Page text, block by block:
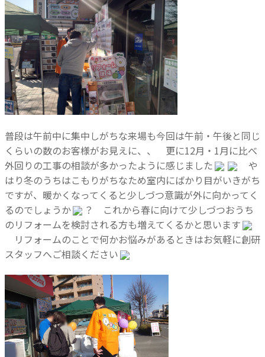
普段は午前中に集中しがちな来場も今回は午前・午後と同じ
くらいの数のお客様がお見えに、、 更に12月・1月に比べ
外回りの工事の相談が多かったように感じました
や
はり冬のうちはこもりがちなため室内にばかり目がいきがち
ですが、暖かくなってくると少しづつ意識が外に向かってく
るのでしょうか
？ これから春に向けて少しづつおうち
のリフォームを検討される方も増えてくるかと思います
リフォームのことで何かお悩みがあるときはお気軽に創研
スタッフへご相談ください